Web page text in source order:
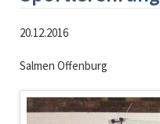
20.12.2016
Salmen Offenburg